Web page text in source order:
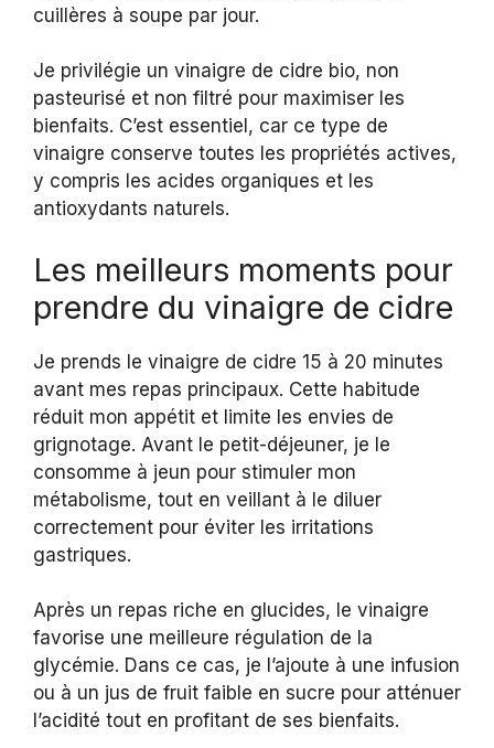
cuillères à soupe par jour.
Je privilégie un vinaigre de cidre bio, non
pasteurisé et non filtré pour maximiser les
bienfaits. C’est essentiel, car ce type de
vinaigre conserve toutes les propriétés actives,
y compris les acides organiques et les
antioxydants naturels.
Les meilleurs moments pour
prendre du vinaigre de cidre
Je prends le vinaigre de cidre 15 à 20 minutes
avant mes repas principaux. Cette habitude
réduit mon appétit et limite les envies de
grignotage. Avant le petit-déjeuner, je le
consomme à jeun pour stimuler mon
métabolisme, tout en veillant à le diluer
correctement pour éviter les irritations
gastriques.
Après un repas riche en glucides, le vinaigre
favorise une meilleure régulation de la
glycémie. Dans ce cas, je l’ajoute à une infusion
ou à un jus de fruit faible en sucre pour atténuer
l’acidité tout en profitant de ses bienfaits.